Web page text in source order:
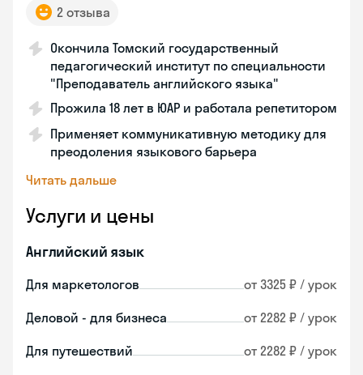
2 отзыва
Окончила Томский государственный
педагогический институт по специальности
"Преподаватель английского языка"
Прожила 18 лет в ЮАР и работала репетитором
Применяет коммуникативную методику для
преодоления языкового барьера
Читать дальше
Услуги и цены
Английский язык
Для маркетологов от 3325 ₽ / урок
Деловой - для бизнеса от 2282 ₽ / урок
Для путешествий от 2282 ₽ / урок